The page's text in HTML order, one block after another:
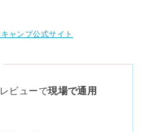
ャンプ公式サイト
ビューで現場で通用